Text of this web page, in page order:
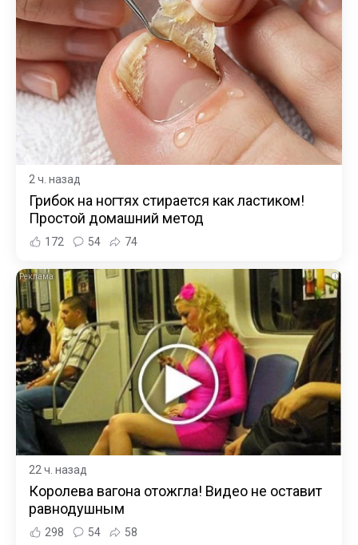
2 ч. назад
Грибок на ногтях стирается как ластиком!
Простой домашний метод
172 54 74
i
22 ч. назад
Королева вагона отожгла! Видео не оставит
равнодушным
298 54 58